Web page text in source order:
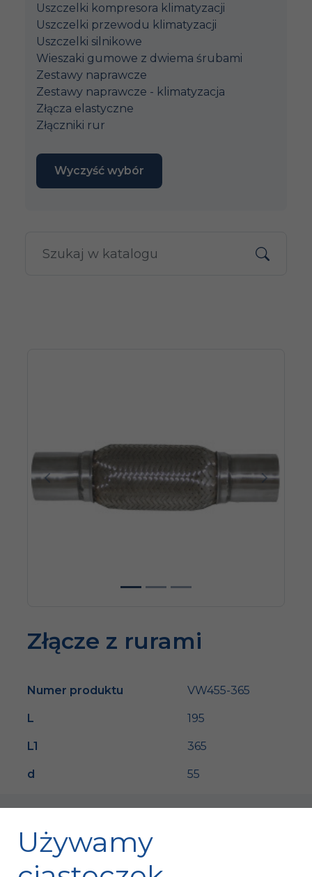
Uszczelki kompresora klimatyzacji
Uszczelki przewodu klimatyzacji
Uszczelki silnikowe
Wieszaki gumowe z dwiema śrubami
Zestawy naprawcze
Zestawy naprawcze - klimatyzacja
Złącza elastyczne
Złączniki rur
Wyczyść wybór
Poprzedni
Złącze z rurami
Numer produktu VW455-365
L 195
L1 365
d 55
Używamy